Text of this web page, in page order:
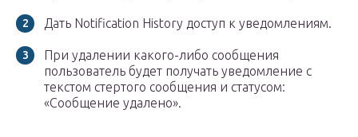
Дать Notification History доступ к уведомлениям.
При удалении какого-либо сообщения
пользователь будет получать уведомление с
текстом стертого сообщения и статусом:
«Сообщение удалено».